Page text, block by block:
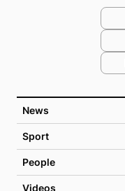
News
Sport
People
Videos